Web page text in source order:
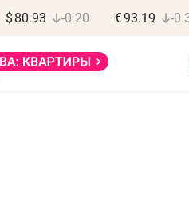
$ 80.93 -0.20 €93.19 -